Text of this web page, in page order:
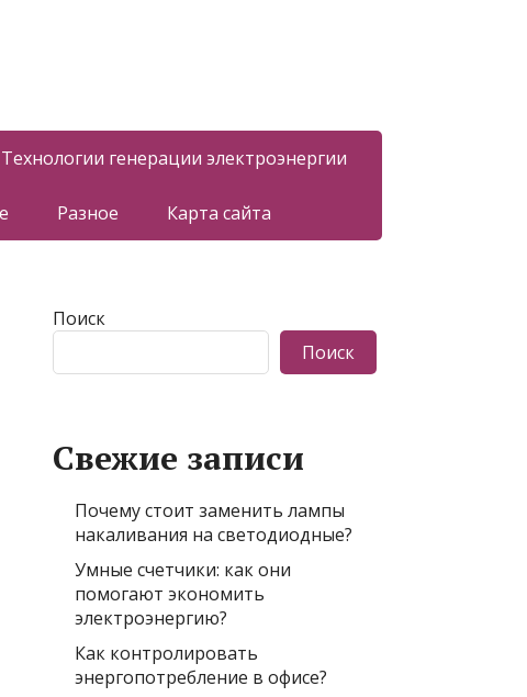
Технологии генерации электроэнергии
Разное Карта сайта
Поиск
Поиск
Свежие записи
Почему стоит заменить лампы
накаливания на светодиодные?
Умные счетчики: как они
помогают экономить
электроэнергию?
Как контролировать
энергопотребление в офисе?